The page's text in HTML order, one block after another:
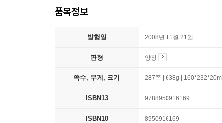
품목정보
발행일 2008년 11월 21일
판형 양장
쪽수, 무게, 크기 287쪽 | 638g |
ISBN13 9788950916169
ISBN10 8950916169